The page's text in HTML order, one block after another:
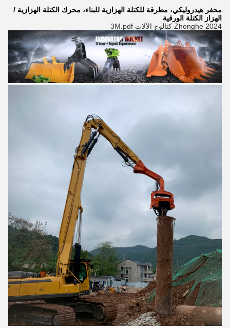
محفر هيدروليكي، مطرقة للكتلة الهزازية للبناء، محرك الكتلة الهزازية /
الهزاز الكتلة الورقية
2024 Zhonghe كتالوج الآلات 3M.pdf